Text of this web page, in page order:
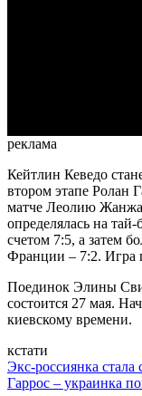
реклама
Кейтлин Кеведо
втором этапе Ролан
матче Леолию
определялась на
счетом 7:5, а затем
Франции – 7:2. Игра
Поединок Элины
состоится 27 мая.
киевскому времени.
кстати
Экс-россиянка
Гаррос – украинка